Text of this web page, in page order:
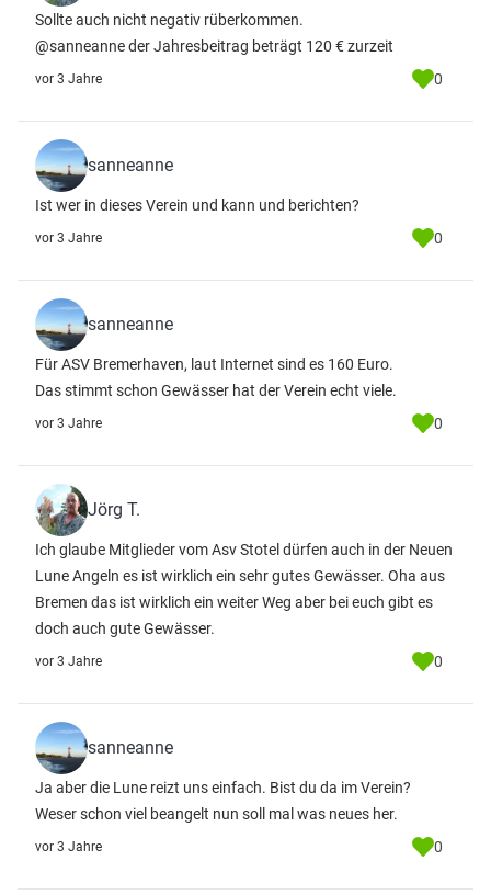
Sollte auch nicht negativ rüberkommen.
@sanneanne der Jahresbeitrag beträgt 120 € zurzeit
vor 3 Jahre 0
sanneanne
Ist wer in dieses Verein und kann und berichten?
vor 3 Jahre 0
sanneanne
Für ASV Bremerhaven, laut Internet sind es 160 Euro.
Das stimmt schon Gewässer hat der Verein echt viele.
vor 3 Jahre 0
Jörg T.
Ich glaube Mitglieder vom Asv Stotel dürfen auch in der Neuen
Lune Angeln es ist wirklich ein sehr gutes Gewässer. Oha aus
Bremen das ist wirklich ein weiter Weg aber bei euch gibt es
doch auch gute Gewässer.
vor 3 Jahre 0
sanneanne
Ja aber die Lune reizt uns einfach. Bist du da im Verein?
Weser schon viel beangelt nun soll mal was neues her.
vor 3 Jahre 0